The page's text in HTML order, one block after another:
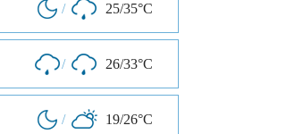
/ 25/35°C
/ 26/33°C
/ 19/26°C